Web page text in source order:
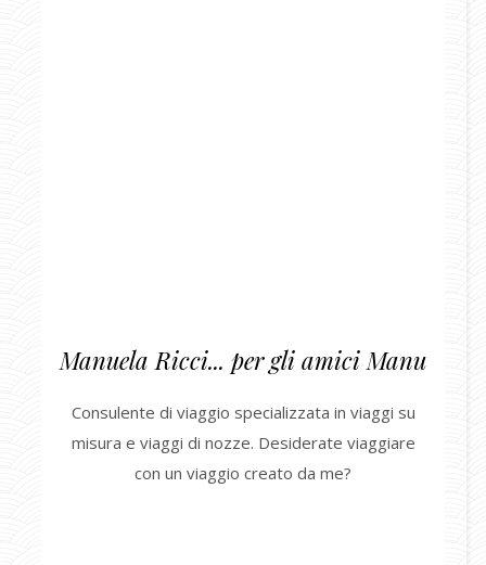
Manuela Ricci... per gli amici Manu
Consulente di viaggio specializzata in viaggi su
misura e viaggi di nozze. Desiderate viaggiare
con un viaggio creato da me?